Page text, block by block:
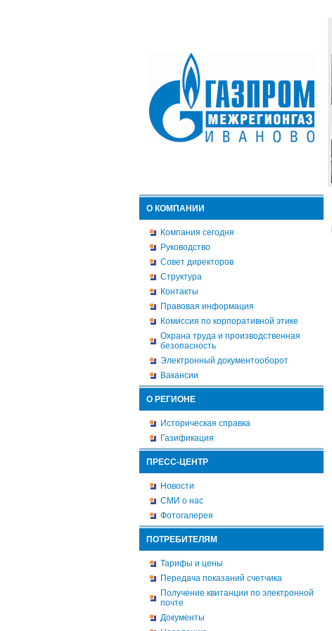
О КОМПАНИИ
Компания сегодня
Руководство
Совет директоров
Структура
Контакты
Правовая информация
Комиссия по корпоративной этике
Охрана труда и производственная
безопасность
Электронный документооборот
Вакансии
О РЕГИОНЕ
Историческая справка
Газификация
ПРЕСС-ЦЕНТР
Новости
СМИ о нас
Фотогалерея
ПОТРЕБИТЕЛЯМ
Тарифы и цены
Передача показаний счетчика
Получение квитанции по электронной
почте
Документы